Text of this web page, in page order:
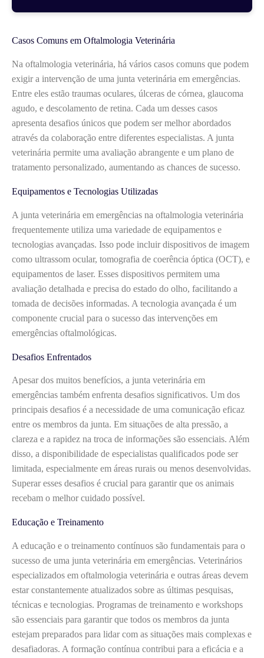
Casos Comuns em Oftalmologia Veterinária
Na oftalmologia veterinária, há vários casos comuns que podem
exigir a intervenção de uma junta veterinária em emergências.
Entre eles estão traumas oculares, úlceras de córnea, glaucoma
agudo, e descolamento de retina. Cada um desses casos
apresenta desafios únicos que podem ser melhor abordados
através da colaboração entre diferentes especialistas. A junta
veterinária permite uma avaliação abrangente e um plano de
tratamento personalizado, aumentando as chances de sucesso.
Equipamentos e Tecnologias Utilizadas
A junta veterinária em emergências na oftalmologia veterinária
frequentemente utiliza uma variedade de equipamentos e
tecnologias avançadas. Isso pode incluir dispositivos de imagem
como ultrassom ocular, tomografia de coerência óptica (OCT), e
equipamentos de laser. Esses dispositivos permitem uma
avaliação detalhada e precisa do estado do olho, facilitando a
tomada de decisões informadas. A tecnologia avançada é um
componente crucial para o sucesso das intervenções em
emergências oftalmológicas.
Desafios Enfrentados
Apesar dos muitos benefícios, a junta veterinária em
emergências também enfrenta desafios significativos. Um dos
principais desafios é a necessidade de uma comunicação eficaz
entre os membros da junta. Em situações de alta pressão, a
clareza e a rapidez na troca de informações são essenciais. Além
disso, a disponibilidade de especialistas qualificados pode ser
limitada, especialmente em áreas rurais ou menos desenvolvidas.
Superar esses desafios é crucial para garantir que os animais
recebam o melhor cuidado possível.
Educação e Treinamento
A educação e o treinamento contínuos são fundamentais para o
sucesso de uma junta veterinária em emergências. Veterinários
especializados em oftalmologia veterinária e outras áreas devem
estar constantemente atualizados sobre as últimas pesquisas,
técnicas e tecnologias. Programas de treinamento e workshops
são essenciais para garantir que todos os membros da junta
estejam preparados para lidar com as situações mais complexas e
desafiadoras. A formação contínua contribui para a eficácia e a